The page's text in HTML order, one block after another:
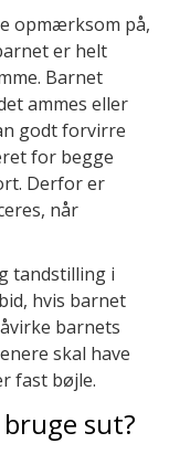
opmærksom på,
er helt
Barnet
ammes eller
godt forvirre
for begge
Derfor er
når
tandstilling i
hvis barnet
barnets
skal have
fast bøjle.
sut?